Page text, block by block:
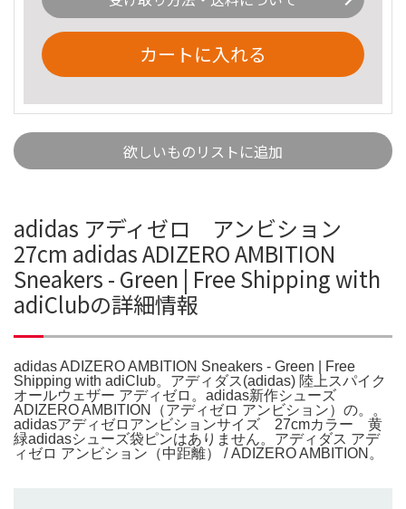
カートに入れる
欲しいものリストに追加
adidas アディゼロ アンビション
27cm adidas ADIZERO AMBITION
Sneakers - Green | Free Shipping with
adiClubの詳細情報
adidas ADIZERO AMBITION Sneakers - Green | Free
Shipping with adiClub。アディダス(adidas) 陸上スパイク
オールウェザー アディゼロ。adidas新作シューズ
ADIZERO AMBITION（アディゼロ アンビション）の。。
adidasアディゼロアンビションサイズ 27cmカラー 黄
緑adidasシューズ袋ピンはありません。アディダス アデ
ィゼロ アンビション（中距離） / ADIZERO AMBITION。